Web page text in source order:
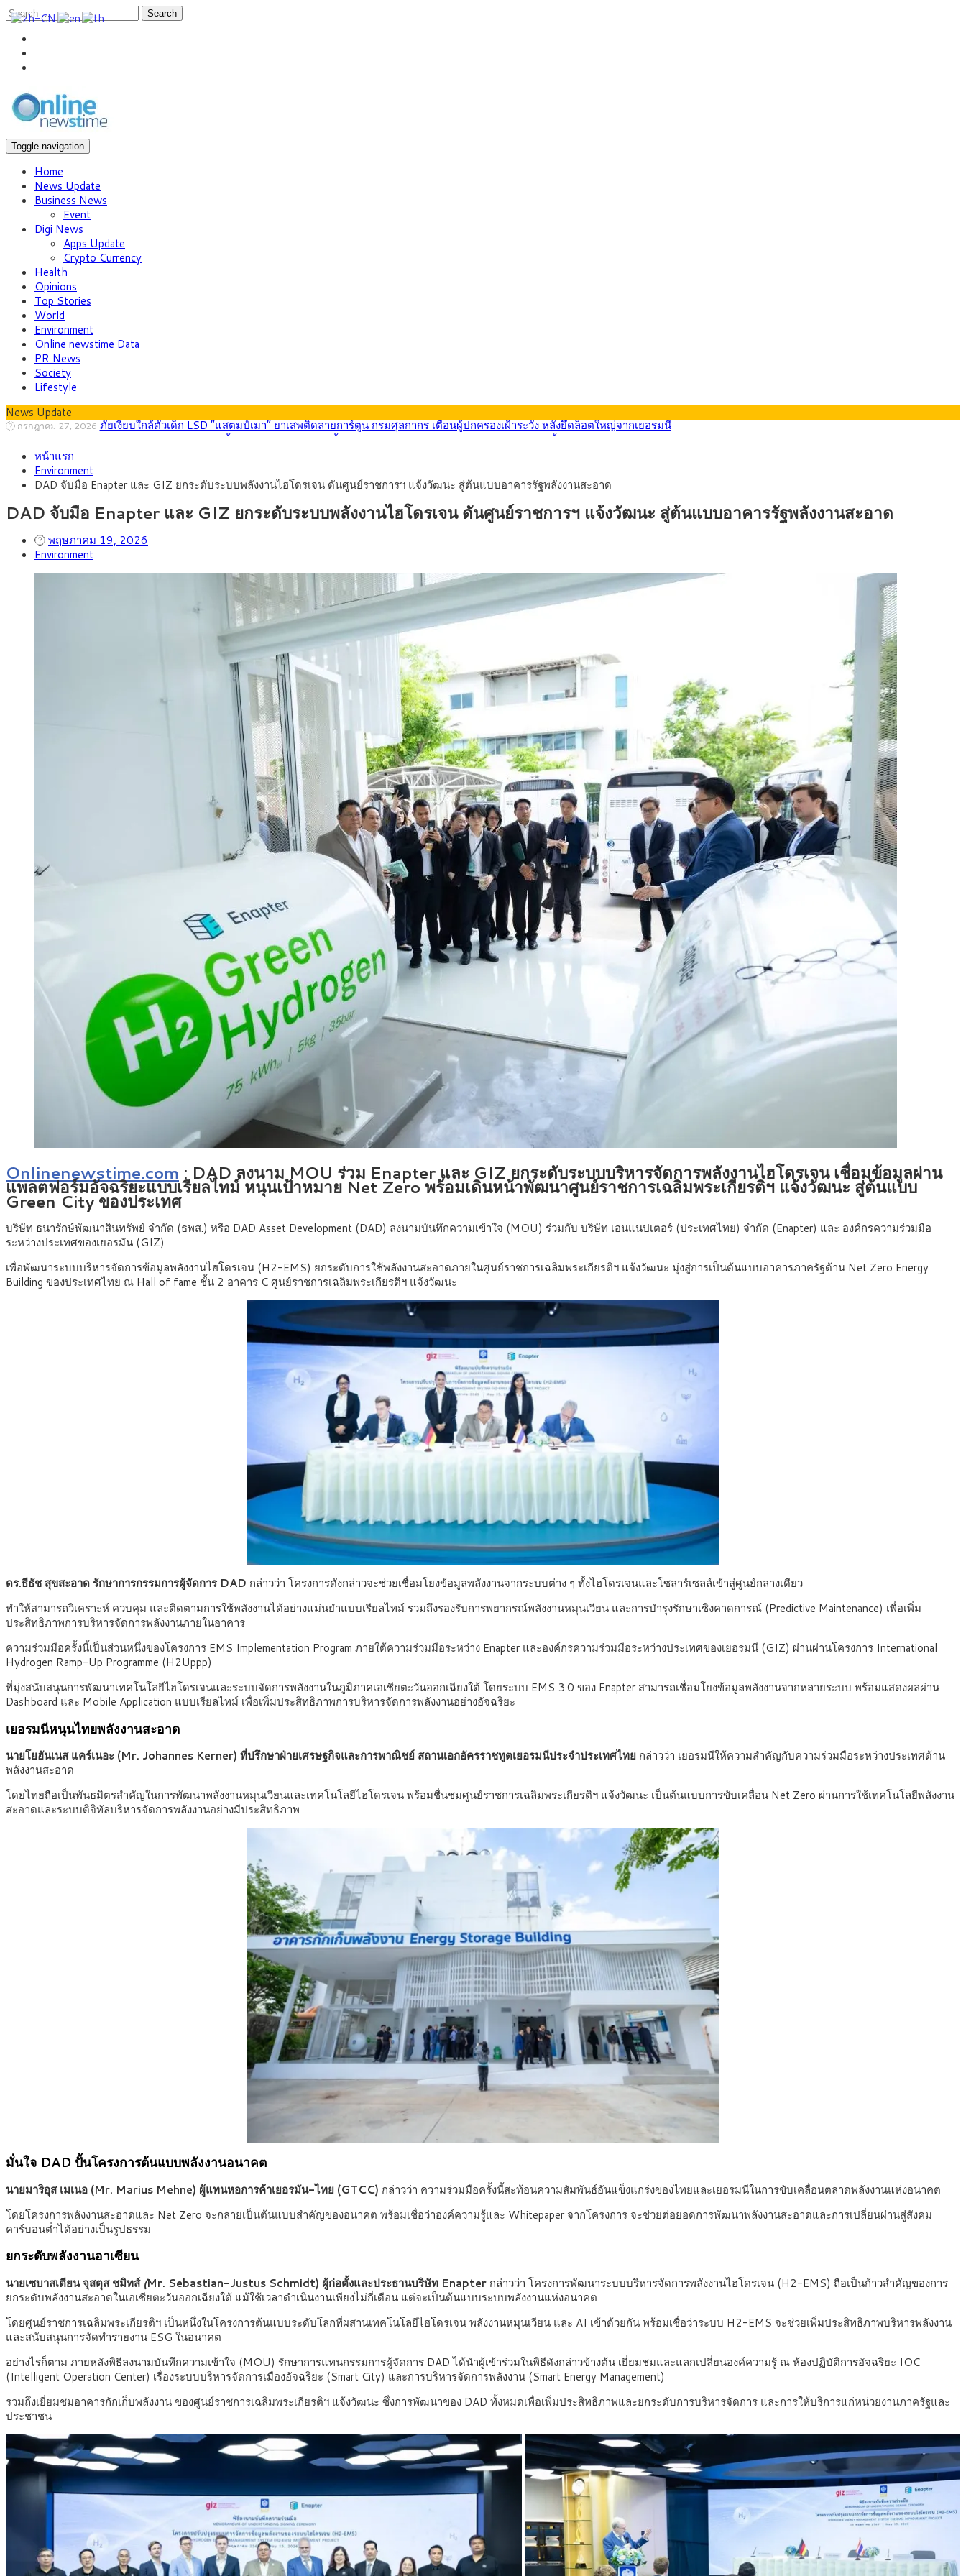
Search
Toggle navigation
Home
News Update
Business News
Event
Digi News
Apps Update
Crypto Currency
Health
Opinions
Top Stories
World
Environment
Online newstime Data
PR News
Society
Lifestyle
News Update
กรกฎาคม 27, 2026 กรุงศรี คาดเงินบาทสัปดาห์นี้ (27–31 ก.ค. 2569) ซื้อขายในกรอบ 33.40-34.00 มองเฟดคงดอกเบี้ย
สิงหาคม 4, 2026
สิงหาคม 3, 2026 กรุงศรี คาดเงินบาทสัปดาห์นี้ซื้อขายในกรอบ 33.00-33.60 ติดตามข้อมูลจ้างงานสหรัฐฯ
สิงหาคม 1, 2026 “เอกนิติ” เปิดเครื่องยนต์เศรษฐกิจใหม่ของไทย เดินหน้า 5 ยุทธศาสตร์ รื้อโครงสร้างเศรษฐกิจ ดันไทยโตเต็มศักยภาพ
กรกฎาคม 27, 2026 ภัยเงียบใกล้ตัวเด็ก LSD “แสตมป์เมา” ยาเสพติดลายการ์ตูน กรมศุลกากร เตือนผู้ปกครองเฝ้าระวัง หลังยึดล็อตใหญ่จากเยอรมนี
หน้าแรก
Environment
DAD จับมือ Enapter และ GIZ ยกระดับระบบพลังงานไฮโดรเจน ดันศูนย์ราชการฯ แจ้งวัฒนะ สู่ต้นแบบอาคารรัฐพลังงานสะอาด
DAD จับมือ Enapter และ GIZ ยกระดับระบบพลังงานไฮโดรเจน ดันศูนย์ราชการฯ แจ้งวัฒนะ สู่ต้นแบบอาคารรัฐพลังงานสะอาด
พฤษภาคม 19, 2026
Environment
Onlinenewstime.com : DAD ลงนาม MOU ร่วม Enapter และ GIZ ยกระดับระบบบริหารจัดการพลังงานไฮโดรเจน เชื่อมข้อมูลผ่าน
แพลตฟอร์มอัจฉริยะแบบเรียลไทม์ หนุนเป้าหมาย Net Zero พร้อมเดินหน้าพัฒนาศูนย์ราชการเฉลิมพระเกียรติฯ แจ้งวัฒนะ สู่ต้นแบบ
Green City ของประเทศ
บริษัท ธนารักษ์พัฒนาสินทรัพย์ จำกัด (ธพส.) หรือ DAD Asset Development (DAD) ลงนามบันทึกความเข้าใจ (MOU) ร่วมกับ บริษัท เอนแนปเตอร์ (ประเทศไทย) จำกัด (Enapter) และ องค์กรความร่วมมือ
ระหว่างประเทศของเยอรมัน (GIZ)
เพื่อพัฒนาระบบบริหารจัดการข้อมูลพลังงานไฮโดรเจน (H2-EMS) ยกระดับการใช้พลังงานสะอาดภายในศูนย์ราชการเฉลิมพระเกียรติฯ แจ้งวัฒนะ มุ่งสู่การเป็นต้นแบบอาคารภาครัฐด้าน Net Zero Energy
Building ของประเทศไทย ณ Hall of fame ชั้น 2 อาคาร C ศูนย์ราชการเฉลิมพระเกียรติฯ แจ้งวัฒนะ
ดร.ธีธัช สุขสะอาด รักษาการกรรมการผู้จัดการ DAD กล่าวว่า โครงการดังกล่าวจะช่วยเชื่อมโยงข้อมูลพลังงานจากระบบต่าง ๆ ทั้งไฮโดรเจนและโซลาร์เซลล์เข้าสู่ศูนย์กลางเดียว
ทำให้สามารถวิเคราะห์ ควบคุม และติดตามการใช้พลังงานได้อย่างแม่นยำแบบเรียลไทม์ รวมถึงรองรับการพยากรณ์พลังงานหมุนเวียน และการบำรุงรักษาเชิงคาดการณ์ (Predictive Maintenance) เพื่อเพิ่ม
ประสิทธิภาพการบริหารจัดการพลังงานภายในอาคาร
ความร่วมมือครั้งนี้เป็นส่วนหนึ่งของโครงการ EMS Implementation Program ภายใต้ความร่วมมือระหว่าง Enapter และองค์กรความร่วมมือระหว่างประเทศของเยอรมนี (GIZ) ผ่านผ่านโครงการ International
Hydrogen Ramp-Up Programme (H2Uppp)
ที่มุ่งสนับสนุนการพัฒนาเทคโนโลยีไฮโดรเจนและระบบจัดการพลังงานในภูมิภาคเอเชียตะวันออกเฉียงใต้ โดยระบบ EMS 3.0 ของ Enapter สามารถเชื่อมโยงข้อมูลพลังงานจากหลายระบบ พร้อมแสดงผลผ่าน
Dashboard และ Mobile Application แบบเรียลไทม์ เพื่อเพิ่มประสิทธิภาพการบริหารจัดการพลังงานอย่างอัจฉริยะ
เยอรมนีหนุนไทยพลังงานสะอาด
นายโยฮันเนส แคร์เนอะ (Mr. Johannes Kerner) ที่ปรึกษาฝ่ายเศรษฐกิจและการพาณิชย์ สถานเอกอัครราชทูตเยอรมนีประจำประเทศไทย กล่าวว่า เยอรมนีให้ความสำคัญกับความร่วมมือระหว่างประเทศด้าน
พลังงานสะอาด
โดยไทยถือเป็นพันธมิตรสำคัญในการพัฒนาพลังงานหมุนเวียนและเทคโนโลยีไฮโดรเจน พร้อมชื่นชมศูนย์ราชการเฉลิมพระเกียรติฯ แจ้งวัฒนะ เป็นต้นแบบการขับเคลื่อน Net Zero ผ่านการใช้เทคโนโลยีพลังงาน
สะอาดและระบบดิจิทัลบริหารจัดการพลังงานอย่างมีประสิทธิภาพ
มั่นใจ DAD ปั้นโครงการต้นแบบพลังงานอนาคต
นายมาริอุส เมเนอ (Mr. Marius Mehne) ผู้แทนหอการค้าเยอรมัน-ไทย (GTCC) กล่าวว่า ความร่วมมือครั้งนี้สะท้อนความสัมพันธ์อันแข็งแกร่งของไทยและเยอรมนีในการขับเคลื่อนตลาดพลังงานแห่งอนาคต
โดยโครงการพลังงานสะอาดและ Net Zero จะกลายเป็นต้นแบบสำคัญของอนาคต พร้อมเชื่อว่าองค์ความรู้และ Whitepaper จากโครงการ จะช่วยต่อยอดการพัฒนาพลังงานสะอาดและการเปลี่ยนผ่านสู่สังคม
คาร์บอนต่ำได้อย่างเป็นรูปธรรม
ยกระดับพลังงานอาเซียน
นายเซบาสเตียน จุสตุส ชมิทส์ (Mr. Sebastian-Justus Schmidt) ผู้ก่อตั้งและประธานบริษัท Enapter กล่าวว่า โครงการพัฒนาระบบบริหารจัดการพลังงานไฮโดรเจน (H2-EMS) ถือเป็นก้าวสำคัญของการ
ยกระดับพลังงานสะอาดในเอเชียตะวันออกเฉียงใต้ แม้ใช้เวลาดำเนินงานเพียงไม่กี่เดือน แต่จะเป็นต้นแบบระบบพลังงานแห่งอนาคต
โดยศูนย์ราชการเฉลิมพระเกียรติฯ เป็นหนึ่งในโครงการต้นแบบระดับโลกที่ผสานเทคโนโลยีไฮโดรเจน พลังงานหมุนเวียน และ AI เข้าด้วยกัน พร้อมเชื่อว่าระบบ H2-EMS จะช่วยเพิ่มประสิทธิภาพบริหารพลังงาน
และสนับสนุนการจัดทำรายงาน ESG ในอนาคต
อย่างไรก็ตาม ภายหลังพิธีลงนามบันทึกความเข้าใจ (MOU) รักษาการแทนกรรมการผู้จัดการ DAD ได้นำผู้เข้าร่วมในพิธีดังกล่าวข้างต้น เยี่ยมชมและแลกเปลี่ยนองค์ความรู้ ณ ห้องปฏิบัติการอัจฉริยะ IOC
(Intelligent Operation Center) เรื่องระบบบริหารจัดการเมืองอัจฉริยะ (Smart City) และการบริหารจัดการพลังงาน (Smart Energy Management)
รวมถึงเยี่ยมชมอาคารกักเก็บพลังงาน ของศูนย์ราชการเฉลิมพระเกียรติฯ แจ้งวัฒนะ ซึ่งการพัฒนาของ DAD ทั้งหมดเพื่อเพิ่มประสิทธิภาพและยกระดับการบริหารจัดการ และการให้บริการแก่หน่วยงานภาครัฐและ
ประชาชน